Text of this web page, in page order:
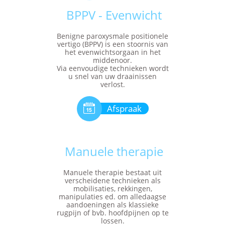
BPPV - Evenwicht
Benigne paroxysmale positionele
vertigo (BPPV) is een stoornis van
het evenwichtsorgaan in het
middenoor.
Via eenvoudige technieken wordt
u snel van uw draainissen
verlost.
Afspraak

Manuele therapie
Manuele therapie bestaat uit
verscheidene technieken als
mobilisaties, rekkingen,
manipulaties ed. om alledaagse
aandoeningen als klassieke
rugpijn of bvb. hoofdpijnen op te
lossen.